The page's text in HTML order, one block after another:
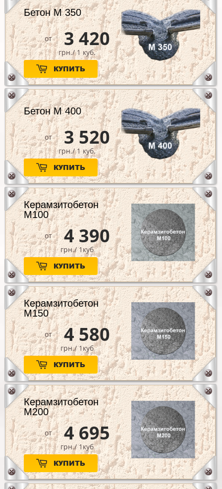
Бетон М 350
от 3 420
грн./ 1 куб.
КУПИТЬ
Бетон М 400
от 3 520
грн./ 1 куб.
КУПИТЬ
Керамзитобетон
М100
от 4 390
грн./ 1куб
КУПИТЬ
Керамзитобетон
М150
от 4 580
грн./ 1куб
КУПИТЬ
Керамзитобетон
М200
от 4 695
грн./ 1куб
КУПИТЬ